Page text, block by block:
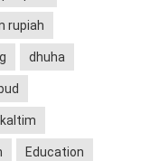
rupiah
dhuha
Education